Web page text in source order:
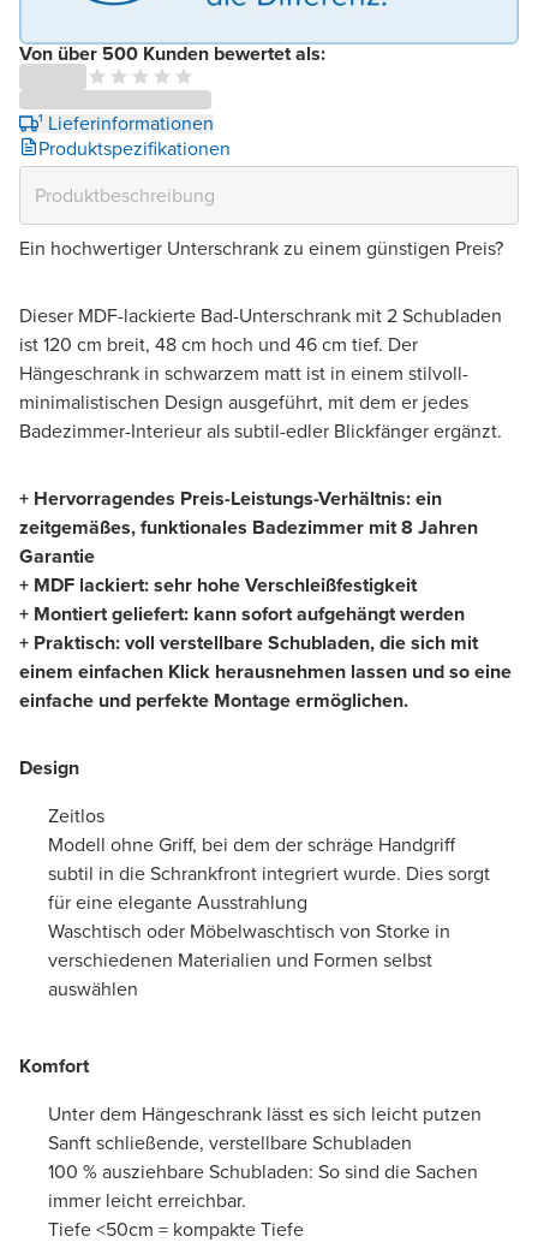
Von über 500 Kunden bewertet als:
¹ Lieferinformationen
Produktspezifikationen
Ein hochwertiger Unterschrank zu einem günstigen Preis?
Dieser MDF-lackierte Bad-Unterschrank mit 2 Schubladen
ist 120 cm breit, 48 cm hoch und 46 cm tief. Der
Hängeschrank in schwarzem matt ist in einem stilvoll-
minimalistischen Design ausgeführt, mit dem er jedes
Badezimmer-Interieur als subtil-edler Blickfänger ergänzt.
+ Hervorragendes Preis-Leistungs-Verhältnis: ein
zeitgemäßes, funktionales Badezimmer mit 8 Jahren
Garantie
+ MDF lackiert: sehr hohe Verschleißfestigkeit
+ Montiert geliefert: kann sofort aufgehängt werden
+ Praktisch: voll verstellbare Schubladen, die sich mit
einem einfachen Klick herausnehmen lassen und so eine
einfache und perfekte Montage ermöglichen.
Design
Zeitlos
Modell ohne Griff, bei dem der schräge Handgriff
subtil in die Schrankfront integriert wurde. Dies sorgt
für eine elegante Ausstrahlung
Waschtisch oder Möbelwaschtisch von Storke in
verschiedenen Materialien und Formen selbst
auswählen
Komfort
Unter dem Hängeschrank lässt es sich leicht putzen
Sanft schließende, verstellbare Schubladen
100 % ausziehbare Schubladen: So sind die Sachen
immer leicht erreichbar.
Tiefe <50cm = kompakte Tiefe